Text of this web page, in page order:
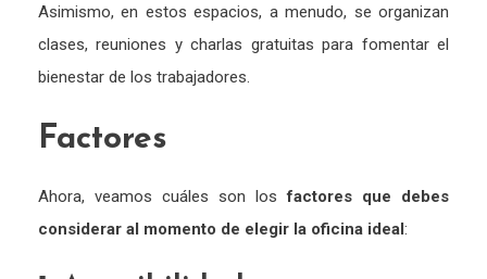
Asimismo, en estos espacios, a menudo, se organizan
clases, reuniones y charlas gratuitas para fomentar el
bienestar de los trabajadores.
Factores
Ahora, veamos cuáles son losfactores que debes
considerar al momento de elegir la oficina ideal: